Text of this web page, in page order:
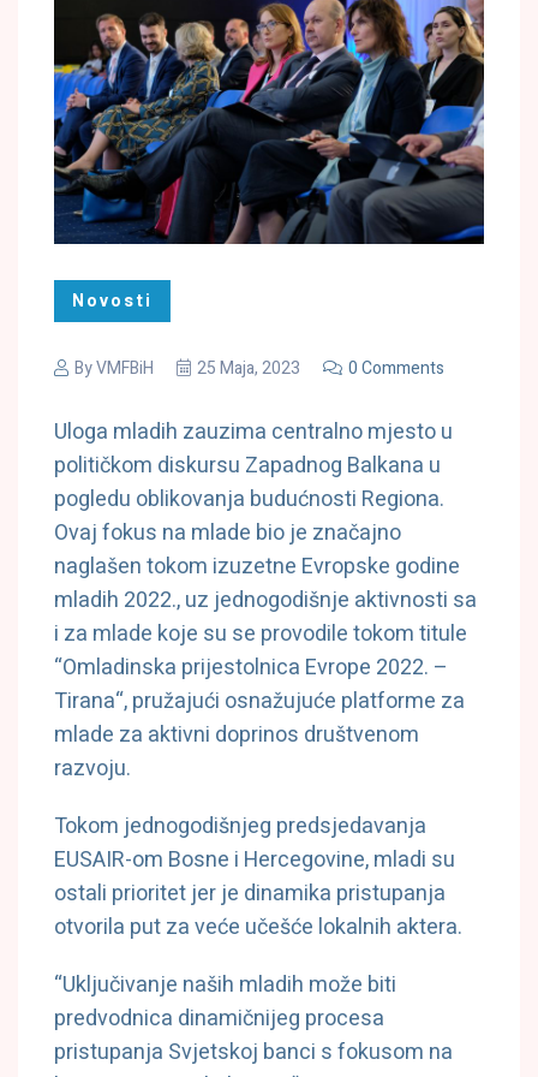
Novosti
ByVMFBiH 25 Maja, 2023 0 Comments
Uloga mladih zauzima centralno mjesto u
političkom diskursu Zapadnog Balkana u
pogledu oblikovanja budućnosti Regiona.
Ovaj fokus na mlade bio je značajno
naglašen tokom izuzetne Evropske godine
mladih 2022., uz jednogodišnje aktivnosti sa
i za mlade koje su se provodile tokom titule
“Omladinska prijestolnica Evrope 2022. –
Tirana“, pružajući osnažujuće platforme za
mlade za aktivni doprinos društvenom
razvoju.
Tokom jednogodišnjeg predsjedavanja
EUSAIR-om Bosne i Hercegovine, mladi su
ostali prioritet jer je dinamika pristupanja
otvorila put za veće učešće lokalnih aktera.
“Uključivanje naših mladih može biti
predvodnica dinamičnijeg procesa
pristupanja Svjetskoj banci s fokusom na